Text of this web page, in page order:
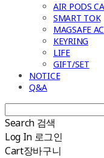
AIR PODS
SMART TOK
MAGSAFE
KEYRING
LIFE
GIFT/SET
NOTICE
Q&A
Search 검색
Log In 로그인
Cart장바구니